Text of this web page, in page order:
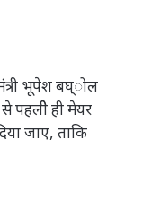
भूपेश बघ्ोल
पहलीे ही मेयर
जाए, ताकि